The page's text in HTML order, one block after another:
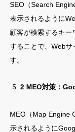
SEO（Search
表示されるように
顧客が検索するキ
することで、Webサ
す。
2 MEO対策：
MEO（Map Engine
示されるように